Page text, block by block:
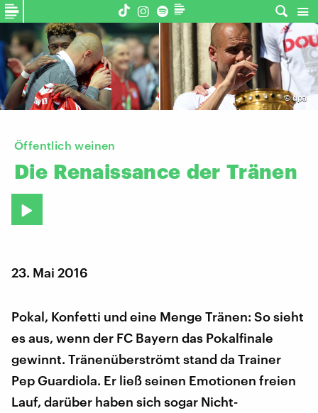
©dpa
Öffentlich weinen
Die Renaissance der Tränen
23. Mai 2016
Pokal, Konfetti und eine Menge Tränen: So sieht
es aus, wenn der FC Bayern das Pokalfinale
gewinnt. Tränenüberströmt stand da Trainer
Pep Guardiola. Er ließ seinen Emotionen freien
Lauf, darüber haben sich sogar Nicht-